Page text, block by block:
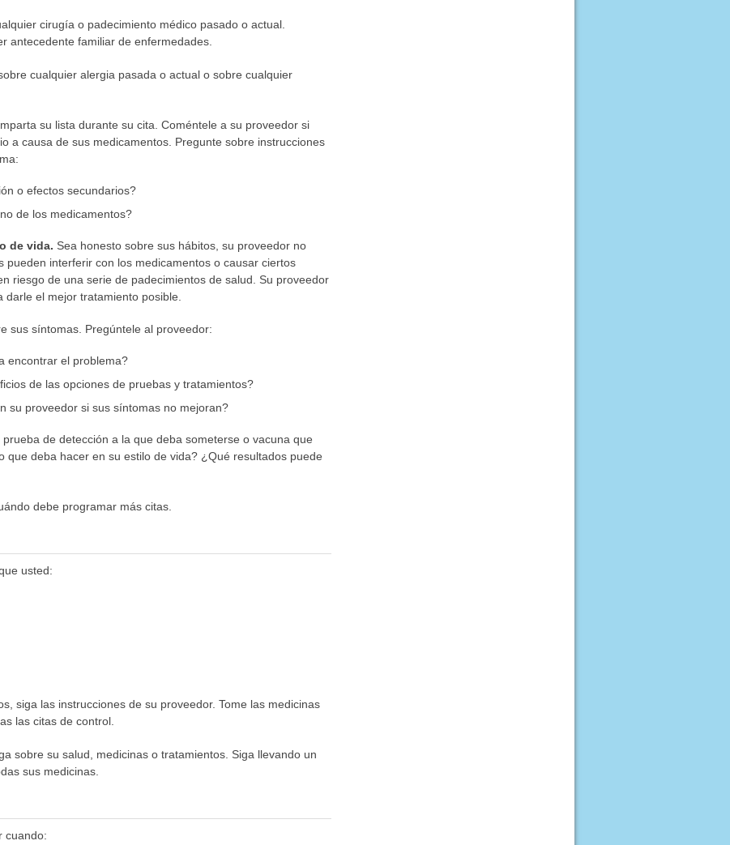
cirugía o padecimiento médico pasado o actual.
antecedente familiar de enfermedades.
cualquier alergia pasada o actual o sobre cualquier
su lista durante su cita. Coméntele a su proveedor si
a causa de sus medicamentos. Pregunte sobre instrucciones
o efectos secundarios?
de los medicamentos?
de vida. Sea honesto sobre sus hábitos, su proveedor no
pueden interferir con los medicamentos o causar ciertos
riesgo de una serie de padecimientos de salud. Su proveedor
el mejor tratamiento posible.
sus síntomas. Pregúntele al proveedor:
encontrar el problema?
de las opciones de pruebas y tratamientos?
su proveedor si sus síntomas no mejoran?
de detección a la que deba someterse o vacuna que
que deba hacer en su estilo de vida? ¿Qué resultados puede
debe programar más citas.
usted:
siga las instrucciones de su proveedor. Tome las medicinas
las citas de control.
sobre su salud, medicinas o tratamientos. Siga llevando un
sus medicinas.
cuando: